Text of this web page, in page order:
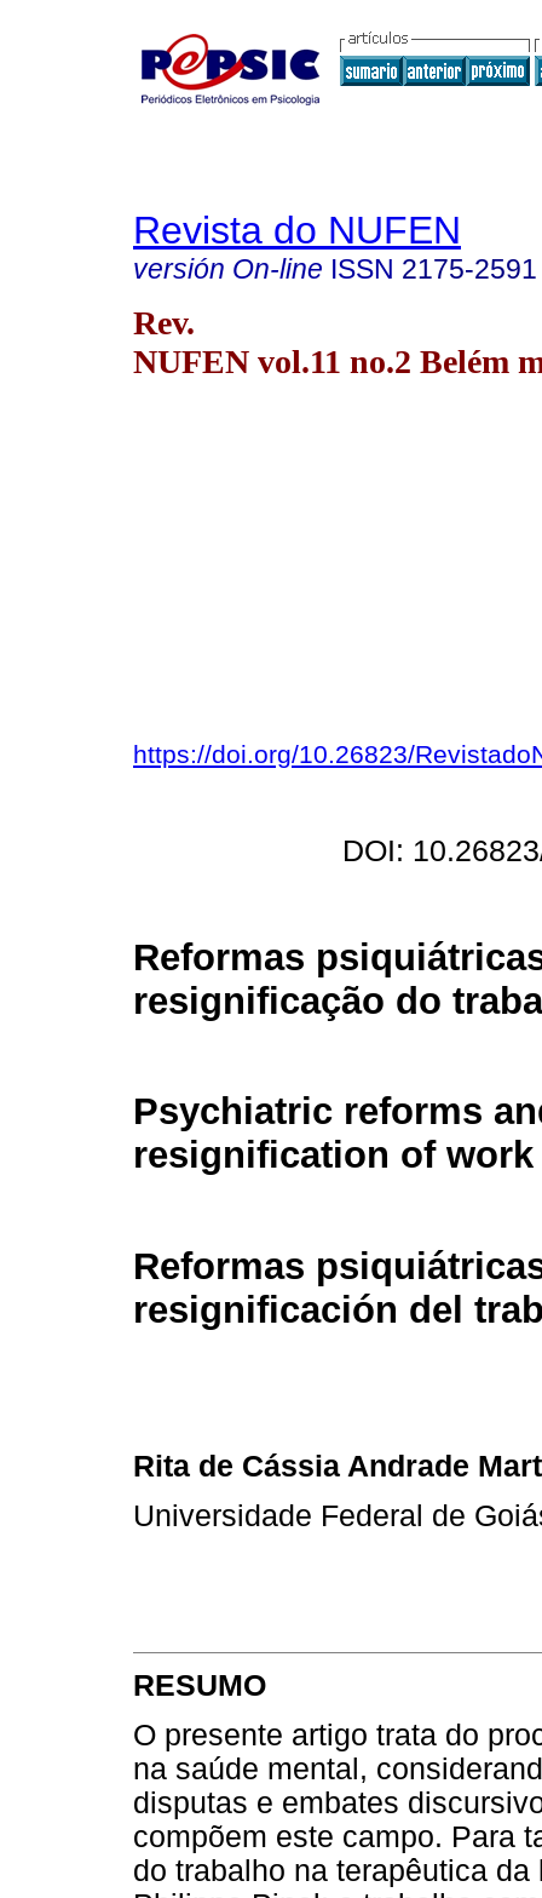
Revista do NUFEN
versión On-line ISSN 2175-2591
Rev.
NUFEN vol.11 no.2 Belém
https://doi.org/10.26823/
DOI:
Reformas
resignificação do
Psychiatric reforms
resignification of
Reformas
resignificación del
Rita de Cássia Andrade
Universidade Federal de
RESUMO
O presente artigo trata do
na saúde mental,
disputas e embates
compõem este campo. Para
do trabalho na terapêutica